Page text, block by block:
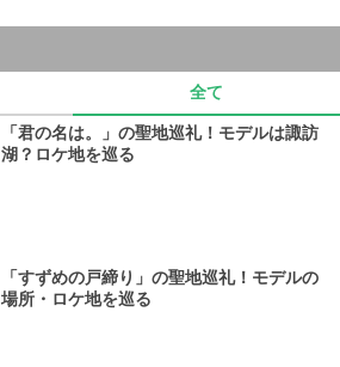
全て
「君の名は。」の聖地巡礼！モデルは諏訪
湖？ロケ地を巡る
「すずめの戸締り」の聖地巡礼！モデルの
場所・ロケ地を巡る